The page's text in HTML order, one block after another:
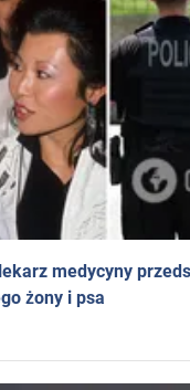
medycyny
żony i psa